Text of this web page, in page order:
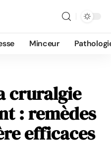
Minceur
cruralgie
: remèdes
efficaces